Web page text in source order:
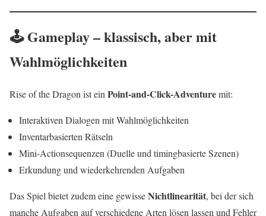
🕹️ Gameplay – klassisch, aber mit
Wahlmöglichkeiten
Rise of the Dragon ist ein Point-and-Click-Adventuremit:
Interaktiven Dialogen mit Wahlmöglichkeiten
Inventarbasierten Rätseln
Mini-Actionsequenzen (Duelle und timingbasierte Szenen)
Erkundung und wiederkehrenden Aufgaben
Das Spiel bietet zudem eine gewisseNichtlinearität, bei der sich
manche Aufgaben auf verschiedene Arten lösen lassen und Fehler